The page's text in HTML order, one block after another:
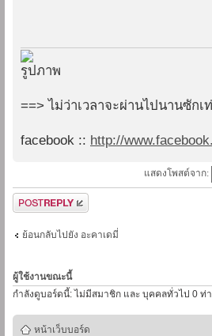
==> ไม่ว่าเวลาจะผ่านไปนานซัก
facebook :: http://
แสดงโพสต์จาก:
ตอบกระทู้
ย้อนกลับไปยัง อะคาเดมี่
ผู้ใช้งานขณะนี้
กำลังดูบอร์ดนี้: ไม่มีสมาชิก และ บุคคลทั่วไป 0 ท่
หน้าเว็บบอร์ด